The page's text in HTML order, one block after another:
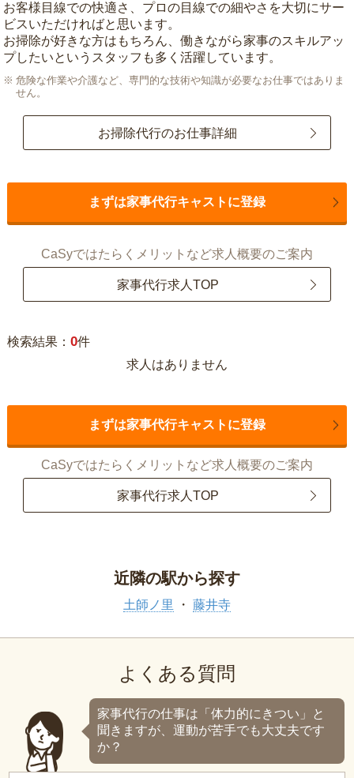
お客様目線での快適さ、プロの目線での細やさを大切にサー
ビスいただければと思います。
お掃除が好きな方はもちろん、働きながら家事のスキルアッ
プしたいというスタッフも多く活躍しています。
危険な作業や介護など、専門的な技術や知識が必要なお仕事ではありま
せん。
お掃除代行のお仕事詳細
まずは家事代行キャストに登録
CaSyではたらくメリットなど求人概要のご案内
家事代行求人TOP
検索結果： 0件
求人はありません
まずは家事代行キャストに登録
CaSyではたらくメリットなど求人概要のご案内
家事代行求人TOP
近隣の駅から探す
土師ノ里 藤井寺
よくある質問
家事代行の仕事は「体力的にきつい」と
聞きますが、運動が苦手でも大丈夫です
か？